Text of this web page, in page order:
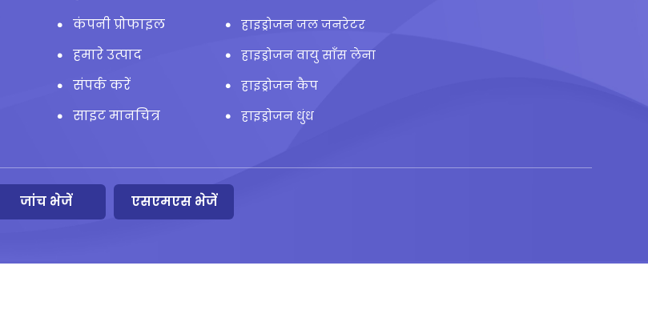
कंपनी प्रोफाइल
हमारे उत्पाद
संपर्क करें
साइट मानचित्र
हाइड्रोजन जल जनरेटर
हाइड्रोजन वायु साँस लेना
हाइड्रोजन कैप
हाइड्रोजन धुंध
जांच भेजें एसएमएस भेजें